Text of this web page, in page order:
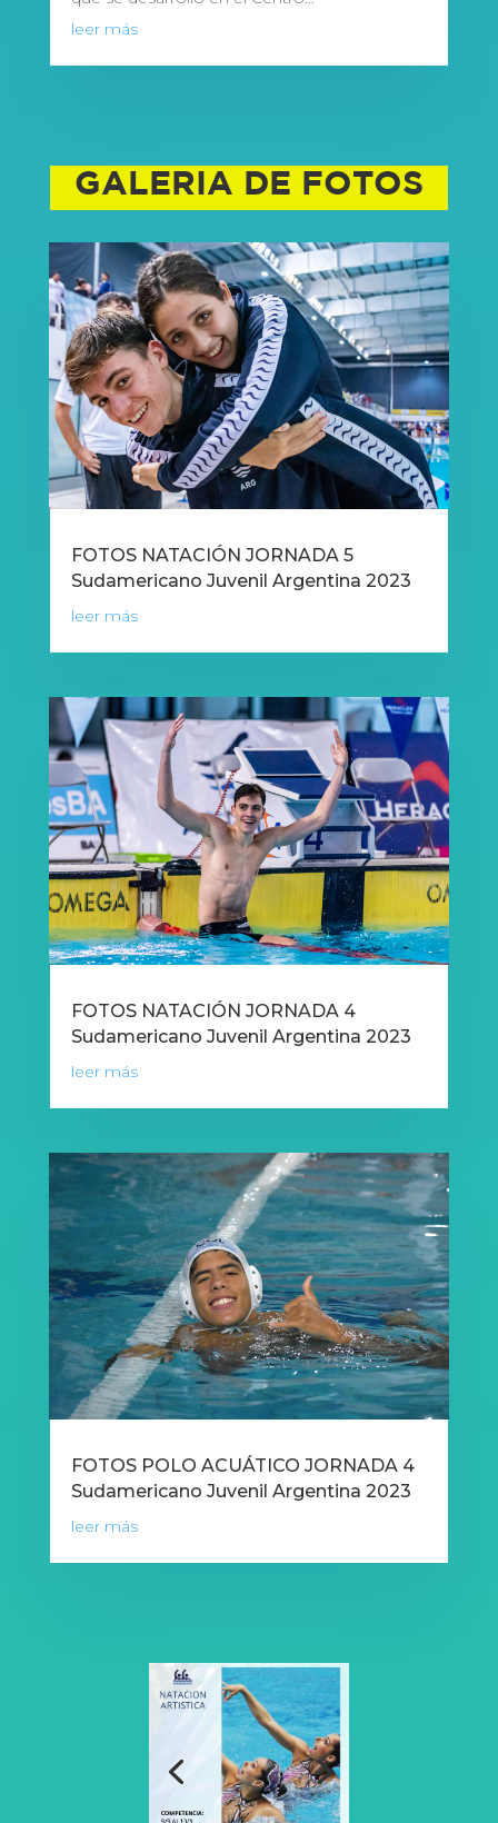
leer más
GALERIA DE FOTOS
FOTOS NATACIÓN JORNADA 5
Sudamericano Juvenil Argentina 2023
leer más
FOTOS NATACIÓN JORNADA 4
Sudamericano Juvenil Argentina 2023
leer más
FOTOS POLO ACUÁTICO JORNADA 4
Sudamericano Juvenil Argentina 2023
leer más